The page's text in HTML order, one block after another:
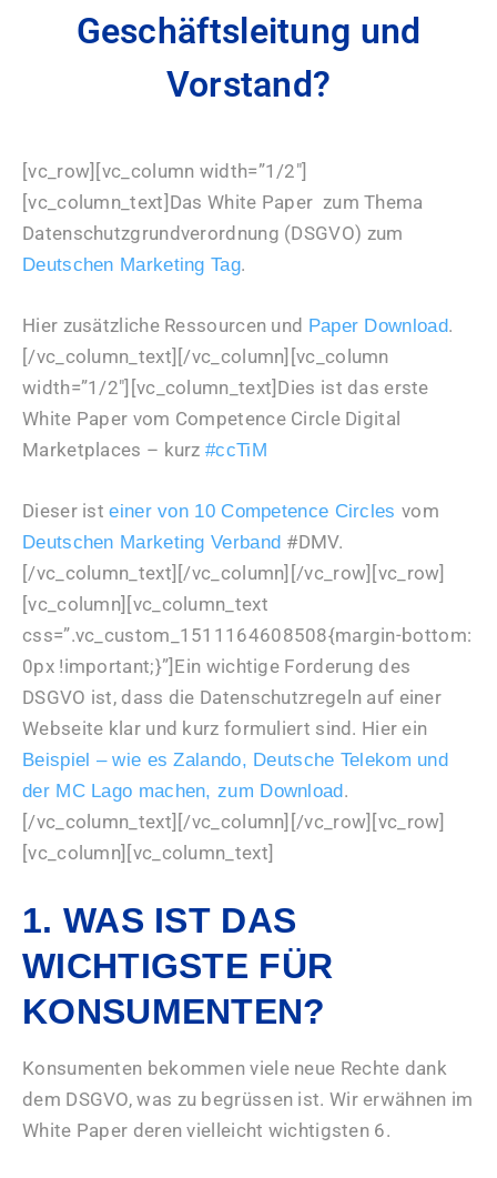
Geschäftsleitung und
Vorstand?
[vc_row][vc_column width=”1/2″]
[vc_column_text]Das White Paper zum Thema
Datenschutzgrundverordnung (DSGVO) zum
Deutschen Marketing Tag.
Hier zusätzliche Ressourcen und Paper Download.
[/vc_column_text][/vc_column][vc_column
width=”1/2″][vc_column_text]Dies ist das erste
White Paper vom Competence Circle Digital
Marketplaces – kurz#ccTiM
Dieser isteiner von 10 Competence Circles vom
Deutschen Marketing Verband #DMV.
[/vc_column_text][/vc_column][/vc_row][vc_row]
[vc_column][vc_column_text
css=”.vc_custom_1511164608508{margin-bottom:
0px !important;}”]Ein wichtige Forderung des
DSGVO ist, dass die Datenschutzregeln auf einer
Webseite klar und kurz formuliert sind. Hier ein
Beispiel – wie es Zalando, Deutsche Telekom und
der MC Lago machen, zum Download.
[/vc_column_text][/vc_column][/vc_row][vc_row]
[vc_column][vc_column_text]
1. WAS IST DAS
WICHTIGSTE FÜR
KONSUMENTEN?
Konsumenten bekommen viele neue Rechte dank
dem DSGVO, was zu begrüssen ist. Wir erwähnen im
White Paper deren vielleicht wichtigsten 6.